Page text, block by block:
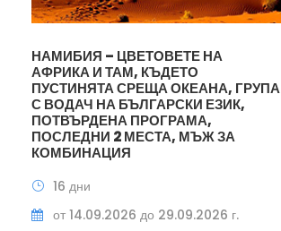
НАМИБИЯ – ЦВЕТОВЕТЕ НА
АФРИКА И ТАМ, КЪДЕТО
ПУСТИНЯТА СРЕЩА ОКЕАНА, ГРУПА
С ВОДАЧ НА БЪЛГАРСКИ ЕЗИК,
ПОТВЪРДЕНА ПРОГРАМА,
ПОСЛЕДНИ 2 МЕСТА, МЪЖ ЗА
КОМБИНАЦИЯ
16 дни
от 14.09.2026 до 29.09.2026 г.